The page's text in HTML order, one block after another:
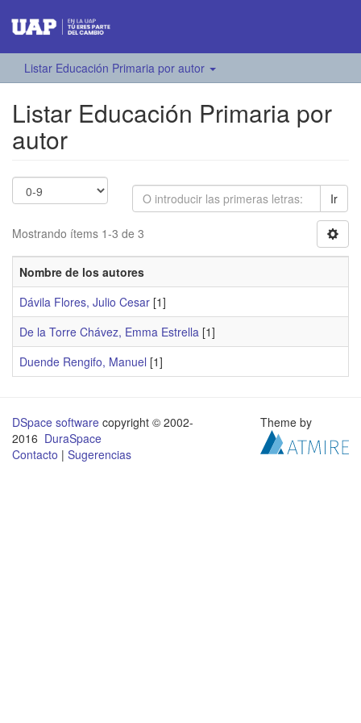
Listar Educación Primaria por autor
Listar Educación Primaria por
autor
Ir
Mostrando ítems 1-3 de 3
Nombre de los autores
Dávila Flores, Julio Cesar [1]
De la Torre Chávez, Emma Estrella [1]
Duende Rengifo, Manuel [1]
DSpace software copyright © 2002-
2016 DuraSpace
Contacto | Sugerencias
Theme by